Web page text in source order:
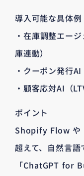
導入可能な具体例
・在庫調整エー
庫連動）
・クーポン発行
・顧客応対AI（
ポイント
Shopify Flow や
超えて、自然言語
「ChatGPT for